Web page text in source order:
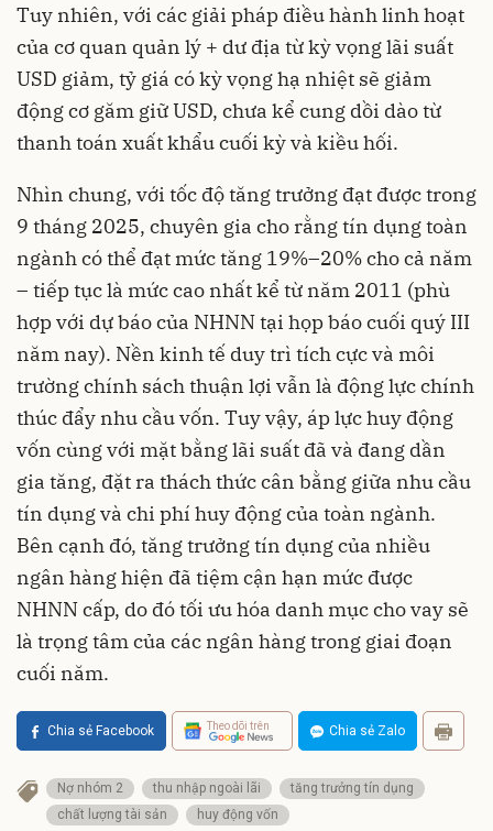
Tuy nhiên, với các giải pháp điều hành linh hoạt
của cơ quan quản lý + dư địa từ kỳ vọng lãi suất
USD giảm, tỷ giá có kỳ vọng hạ nhiệt sẽ giảm
động cơ găm giữ USD, chưa kể cung dồi dào từ
thanh toán xuất khẩu cuối kỳ và kiều hối.
Nhìn chung, với tốc độ tăng trưởng đạt được trong
9 tháng 2025, chuyên gia cho rằng tín dụng toàn
ngành có thể đạt mức tăng 19%–20% cho cả năm
– tiếp tục là mức cao nhất kể từ năm 2011 (phù
hợp với dự báo của NHNN tại họp báo cuối quý III
năm nay). Nền kinh tế duy trì tích cực và môi
trường chính sách thuận lợi vẫn là động lực chính
thúc đẩy nhu cầu vốn. Tuy vậy, áp lực huy động
vốn cùng với mặt bằng lãi suất đã và đang dần
gia tăng, đặt ra thách thức cân bằng giữa nhu cầu
tín dụng và chi phí huy động của toàn ngành.
Bên cạnh đó, tăng trưởng tín dụng của nhiều
ngân hàng hiện đã tiệm cận hạn mức được
NHNN cấp, do đó tối ưu hóa danh mục cho vay sẽ
là trọng tâm của các ngân hàng trong giai đoạn
cuối năm.
Chia sẻ Facebook Theo dõi trên Chia sẻ Zalo
Nợ nhóm 2 thu nhập ngoài lãi
tăng trưởng tín dụng
chất lượng tài sản
huy động vốn